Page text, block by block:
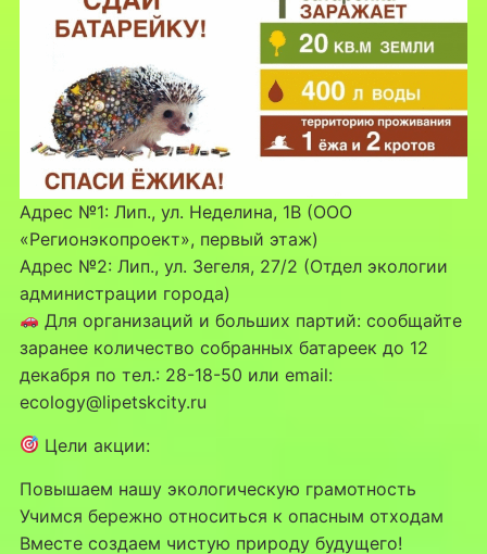
Адрес №1: Лип., ул. Неделина, 1В (ООО
«Регионэкопроект», первый этаж)
Адрес №2: Лип., ул. Зегеля, 27/2 (Отдел экологии
администрации города)
Для организаций и больших партий: сообщайте
заранее количество собранных батареек до 12
декабря по тел.: 28-18-50 или email:
ecology@lipetskcity.ru
Цели акции:
Повышаем нашу экологическую грамотность
Учимся бережно относиться к опасным отходам
Вместе создаем чистую природу будущего!